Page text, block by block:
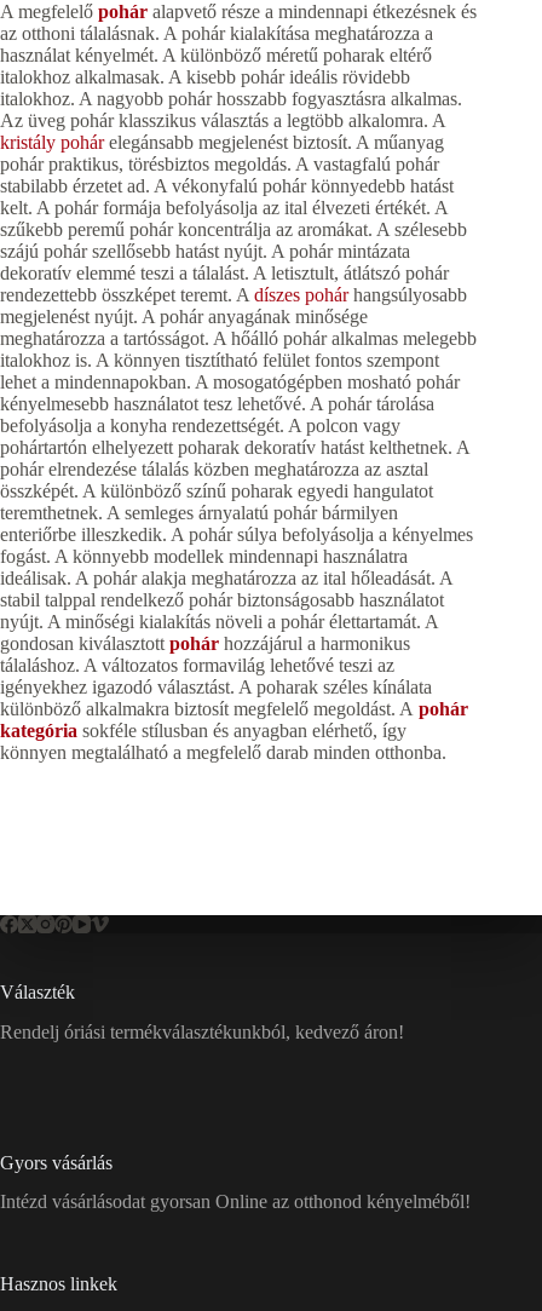
A megfelelő pohár alapvető része a mindennapi étkezésnek és
az otthoni tálalásnak. A pohár kialakítása meghatározza a
használat kényelmét. A különböző méretű poharak eltérő
italokhoz alkalmasak. A kisebb pohár ideális rövidebb
italokhoz. A nagyobb pohár hosszabb fogyasztásra alkalmas.
Az üveg pohár klasszikus választás a legtöbb alkalomra. A
kristály pohárelegánsabb megjelenést biztosít. A műanyag
pohár praktikus, törésbiztos megoldás. A vastagfalú pohár
stabilabb érzetet ad. A vékonyfalú pohár könnyedebb hatást
kelt. A pohár formája befolyásolja az ital élvezeti értékét. A
szűkebb peremű pohár koncentrálja az aromákat. A szélesebb
szájú pohár szellősebb hatást nyújt. A pohár mintázata
dekoratív elemmé teszi a tálalást. A letisztult, átlátszó pohár
rendezettebb összképet teremt. Adíszes pohárhangsúlyosabb
megjelenést nyújt. A pohár anyagának minősége
meghatározza a tartósságot. A hőálló pohár alkalmas melegebb
italokhoz is. A könnyen tisztítható felület fontos szempont
lehet a mindennapokban. A mosogatógépben mosható pohár
kényelmesebb használatot tesz lehetővé. A pohár tárolása
befolyásolja a konyha rendezettségét. A polcon vagy
pohártartón elhelyezett poharak dekoratív hatást kelthetnek. A
pohár elrendezése tálalás közben meghatározza az asztal
összképét. A különböző színű poharak egyedi hangulatot
teremthetnek. A semleges árnyalatú pohár bármilyen
enteriőrbe illeszkedik. A pohár súlya befolyásolja a kényelmes
fogást. A könnyebb modellek mindennapi használatra
ideálisak. A pohár alakja meghatározza az ital hőleadását. A
stabil talppal rendelkező pohár biztonságosabb használatot
nyújt. A minőségi kialakítás növeli a pohár élettartamát. A
gondosan kiválasztottpohár hozzájárul a harmonikus
tálaláshoz. A változatos formavilág lehetővé teszi az
igényekhez igazodó választást. A poharak széles kínálata
különböző alkalmakra biztosít megfelelő megoldást. A pohár
kategória sokféle stílusban és anyagban elérhető, így
könnyen megtalálható a megfelelő darab minden otthonba.
Választék
Rendelj óriási termékválasztékunkból, kedvező áron!
Gyors vásárlás
Intézd vásárlásodat gyorsan Online az otthonod kényelméből!
Hasznos linkek